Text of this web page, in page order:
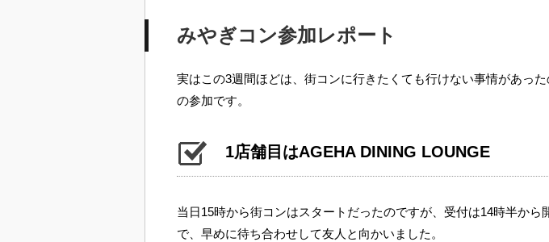
みやぎコン参加レポート
実はこの3週間ほどは、街コンに行きたくても行けない事情があった
の参加です。
1店舗目はAGEHA DINING LOUNGE
当日15時から街コンはスタートだったのですが、受付は14時半から
で、早めに待ち合わせして友人と向かいました。